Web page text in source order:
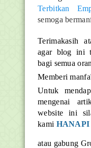
Terbitkan
semoga
Terimakasih
agar blog ini
bagi semua
Memberi
Untuk
mengenai
website ini
kami
atau gabung